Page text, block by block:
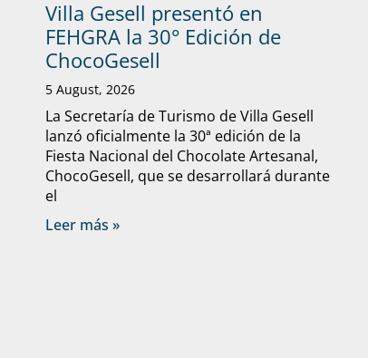
Villa Gesell presentó en
FEHGRA la 30° Edición de
ChocoGesell
5 August, 2026
La Secretaría de Turismo de Villa Gesell
lanzó oficialmente la 30ª edición de la
Fiesta Nacional del Chocolate Artesanal,
ChocoGesell, que se desarrollará durante
el
Leer más »